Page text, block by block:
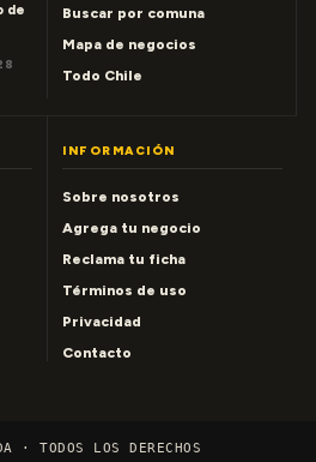
de
Buscar por comuna
Mapa de negocios
Todo Chile
INFORMACIÓN
Sobre nosotros
Agrega tu negocio
Reclama tu ficha
Términos de uso
Privacidad
Contacto
· TODOS LOS DERECHOS